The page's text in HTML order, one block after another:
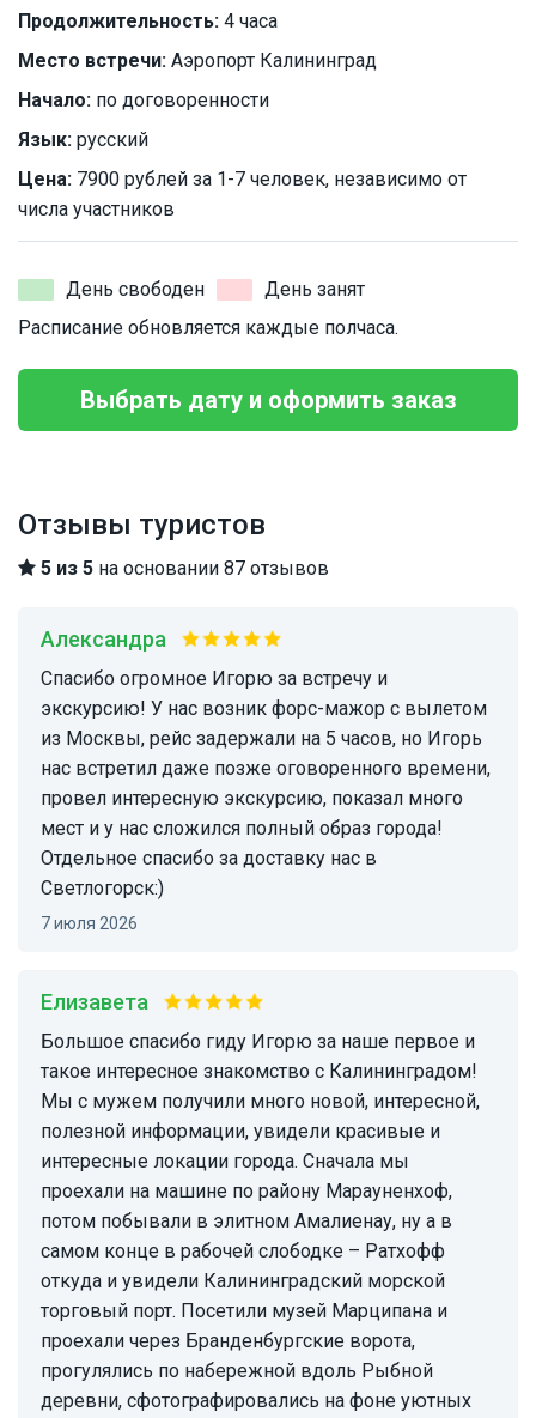
Продолжительность: 4 часа
Место встречи: Аэропорт Калининград
Начало: по договоренности
Язык: русский
Цена: 7900 рублей за 1-7 человек, независимо от
числа участников
День свободен
День занят
Расписание обновляется каждые полчаса.
Выбрать дату и оформить заказ
Отзывы туристов
5 из 5 на основании 87 отзывов
Александра
Спасибо огромное Игорю за встречу и
экскурсию! У нас возник форс-мажор с вылетом
из Москвы, рейс задержали на 5 часов, но Игорь
нас встретил даже позже оговоренного времени,
провел интересную экскурсию, показал много
мест и у нас сложился полный образ города!
Отдельное спасибо за доставку нас в
Светлогорск:)
7 июля 2026
Елизавета
Большое спасибо гиду Игорю за наше первое и
такое интересное знакомство с Калининградом!
Мы с мужем получили много новой, интересной,
полезной информации, увидели красивые и
интересные локации города. Сначала мы
проехали на машине по району Марауненхоф,
потом побывали в элитном Амалиенау, ну а в
самом конце в рабочей слободке – Ратхофф
откуда и увидели Калининградский морской
торговый порт. Посетили музей Марципана и
проехали через Бранденбургские ворота,
прогулялись по набережной вдоль Рыбной
деревни, сфотографировались на фоне уютных